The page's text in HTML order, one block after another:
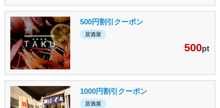
500円割引クーポン
居酒屋
500pt
1000円割引クーポン
居酒屋